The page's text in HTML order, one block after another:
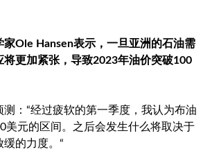
家Ole Hansen表示，一旦亚洲的石油需
将更加紧张，导致2023年油价突破100
：“经过疲软的第一季度，我认为布油
美元的区间。之后会发生什么将取决于
缓的力度。“